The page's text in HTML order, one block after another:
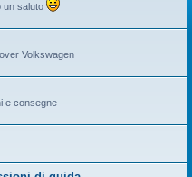
un saluto
Volkswagen
e consegne